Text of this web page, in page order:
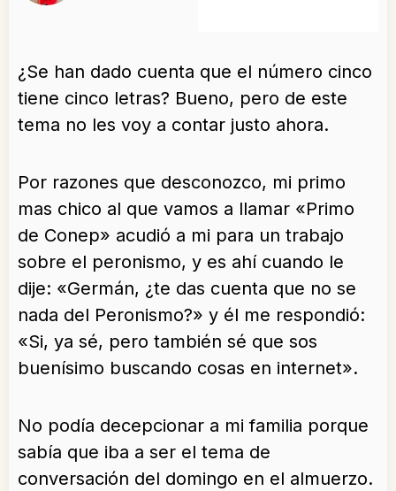
¿Se han dado cuenta que el número cinco
tiene cinco letras? Bueno, pero de este
tema no les voy a contar justo ahora.
Por razones que desconozco, mi primo
mas chico al que vamos a llamar «Primo
de Conep» acudió a mi para un trabajo
sobre el peronismo, y es ahí cuando le
dije: «Germán, ¿te das cuenta que no se
nada del Peronismo?» y él me respondió:
«Si, ya sé, pero también sé que sos
buenísimo buscando cosas en internet».
No podía decepcionar a mi familia porque
sabía que iba a ser el tema de
conversación del domingo en el almuerzo.